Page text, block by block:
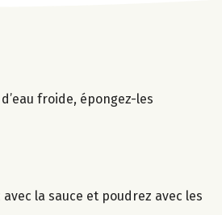
froide, épongez-les
la sauce et poudrez avec les